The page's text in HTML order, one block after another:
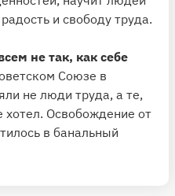
и свободу труда.
не так, как себе
Союзе в
не люди труда, а те,
хотел. Освобождение от
в банальный